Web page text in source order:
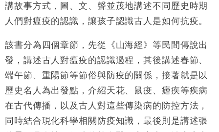
講故事方式，圖、文、聲並茂地講述不同歷史時期
人們對瘟疫的認識，讓孩子認識古人是如何抗疫。
該書分為四個章節，先從《山海經》等民間傳說出
發，講述古人對瘟疫的認識過程，其後講述春節、
端午節、重陽節等節俗與防疫的關係，接著就是以
歷史名人為出發點，介紹天花、鼠疫、瘧疾等疾病
在古代傳播，以及古人對這些傳染病的防控方法，
同時結合現化科學相關防疫知識，最後則是講述張